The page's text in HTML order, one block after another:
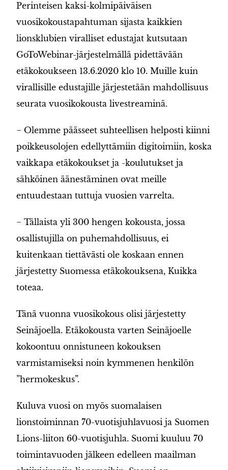
Perinteisen kaksi-kolmipäiväisen
vuosikokoustapahtuman sijasta kaikkien
lionsklubien viralliset edustajat kutsutaan
GoToWebinar-järjestelmällä pidettävään
etäkokoukseen 13.6.2020 klo 10. Muille kuin
virallisille edustajille järjestetään mahdollisuus
seurata vuosikokousta livestreaminä.
− Olemme päässeet suhteellisen helposti kiinni
poikkeusolojen edellyttämiin digitoimiin, koska
vaikkapa etäkokoukset ja -koulutukset ja
sähköinen äänestäminen ovat meille
entuudestaan tuttuja vuosien varrelta.
− Tällaista yli 300 hengen kokousta, jossa
osallistujilla on puhemahdollisuus, ei
kuitenkaan tiettävästi ole koskaan ennen
järjestetty Suomessa etäkokouksena, Kuikka
toteaa.
Tänä vuonna vuosikokous olisi järjestetty
Seinäjoella. Etäkokousta varten Seinäjoelle
kokoontuu onnistuneen kokouksen
varmistamiseksi noin kymmenen henkilön
”hermokeskus”.
Kuluva vuosi on myös suomalaisen
lionstoiminnan 70-vuotisjuhlavuosi ja Suomen
Lions-liiton 60-vuotisjuhla. Suomi kuuluu 70
toimintavuoden jälkeen edelleen maailman